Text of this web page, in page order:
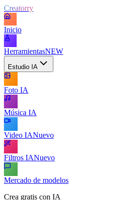
Creatorry
Inicio
HerramientasNEW
Estudio IA
Foto IA
Música IA
Video IANuevo
Filtros IANuevo
Mercado de modelos
Crea gratis con IA